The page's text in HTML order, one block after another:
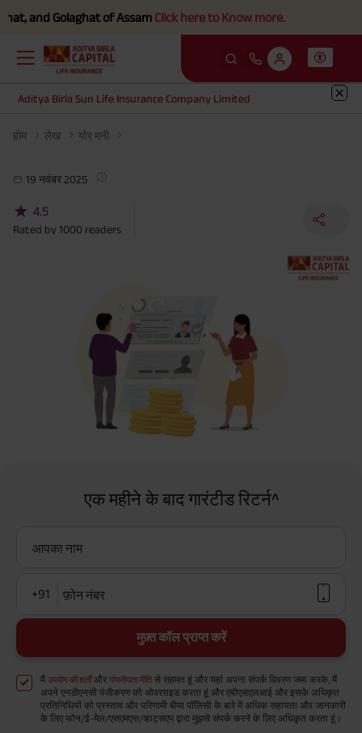
and Golaghat of AssamClick here to Know more.
Aditya Birla Sun Life Insurance Company Limited
होम लेख योर मनी
19 नवंबर 2025
★ 4.5
Rated by 1000 readers
एक महीने के बाद गारंटीड रिटर्न^
आपका नाम
+91 फ़ोन नंबर
मुफ़्त कॉल प्राप्त करें
मैं उपयोग की शर्तोंऔर गोपनीयता नीति से सहमत हूं और यहां अपना संपर्क विवरण जमा करके, मैं
अपने एनडीएनसी पंजीकरण को ओवरराइड करता हूं और एबीएसएलआई और इसके अधिकृत
प्रतिनिधियों को प्रस्ताव और परिणामी बीमा पॉलिसी के बारे में अधिक सहायता और जानकारी
के लिए फोन/ई-मेल/एसएमएस/व्हाट्सएप द्वारा मुझसे संपर्क करने के लिए अधिकृत करता हूं।